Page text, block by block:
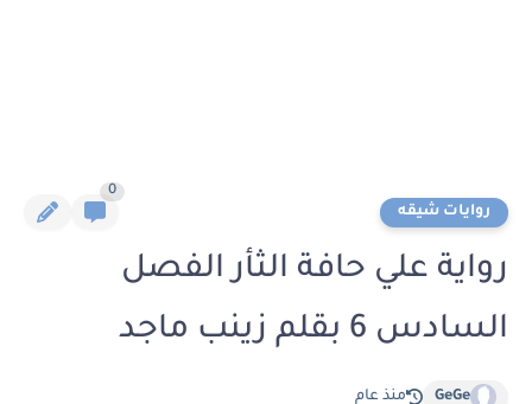
روايات شيقه
0
رواية علي حافة الثأر الفصل
السادس 6 بقلم زينب ماجد
GeGe منذ عام